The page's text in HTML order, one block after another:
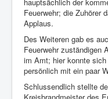
Feuerwehr; die Zuhörer
Applaus.
Des Weiteren gab es
Feuerwehr zuständigen
im Amt; hier konnte
persönlich mit ein paar
Schlussendlich stellte